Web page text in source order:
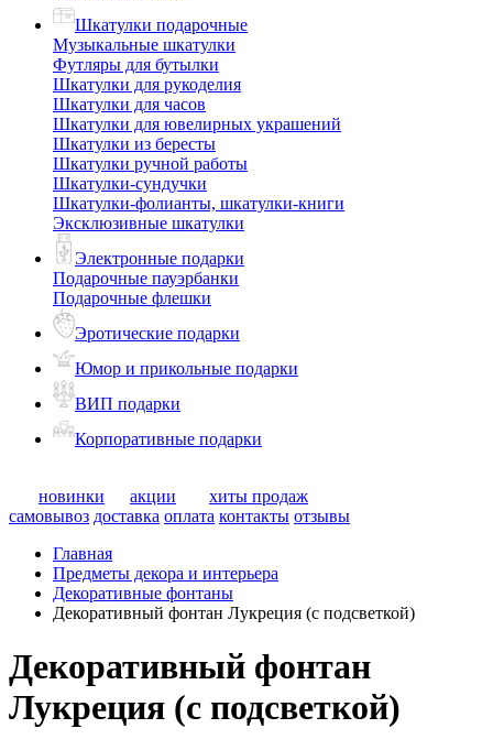
Шкатулки подарочные
Музыкальные шкатулки
Футляры для бутылки
Шкатулки для рукоделия
Шкатулки для часов
Шкатулки для ювелирных украшений
Шкатулки из бересты
Шкатулки ручной работы
Шкатулки-сундучки
Шкатулки-фолианты, шкатулки-книги
Эксклюзивные шкатулки
Электронные подарки
Подарочные пауэрбанки
Подарочные флешки
Эротические подарки
Юмор и прикольные подарки
ВИП подарки
Корпоративные подарки
новинки акции
хиты продаж
самовывоз доставка оплата контакты отзывы
Главная
Предметы декора и интерьера
Декоративные фонтаны
Декоративный фонтан Лукреция (с подсветкой)
Декоративный фонтан
Лукреция (с подсветкой)